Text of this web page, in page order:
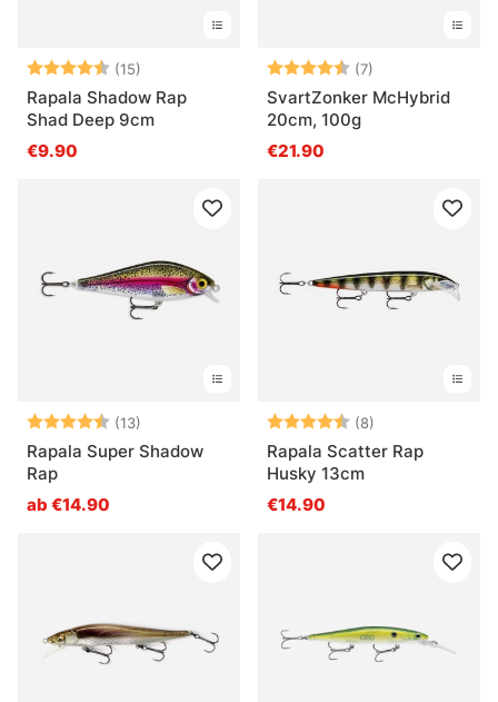
Bewertung:(15)
4.5 von 5 Sternen
Rapala Shadow Rap
Shad Deep 9cm
€9.90
Bewertung:(7)
SvartZonker McHybrid
20cm, 100g
€21.90
Bewertung:(13)
4.8 von 5 Sternen
Rapala Super Shadow
Rap
ab €14.90
Bewertung:(8)
Rapala Scatter Rap
Husky 13cm
€14.90